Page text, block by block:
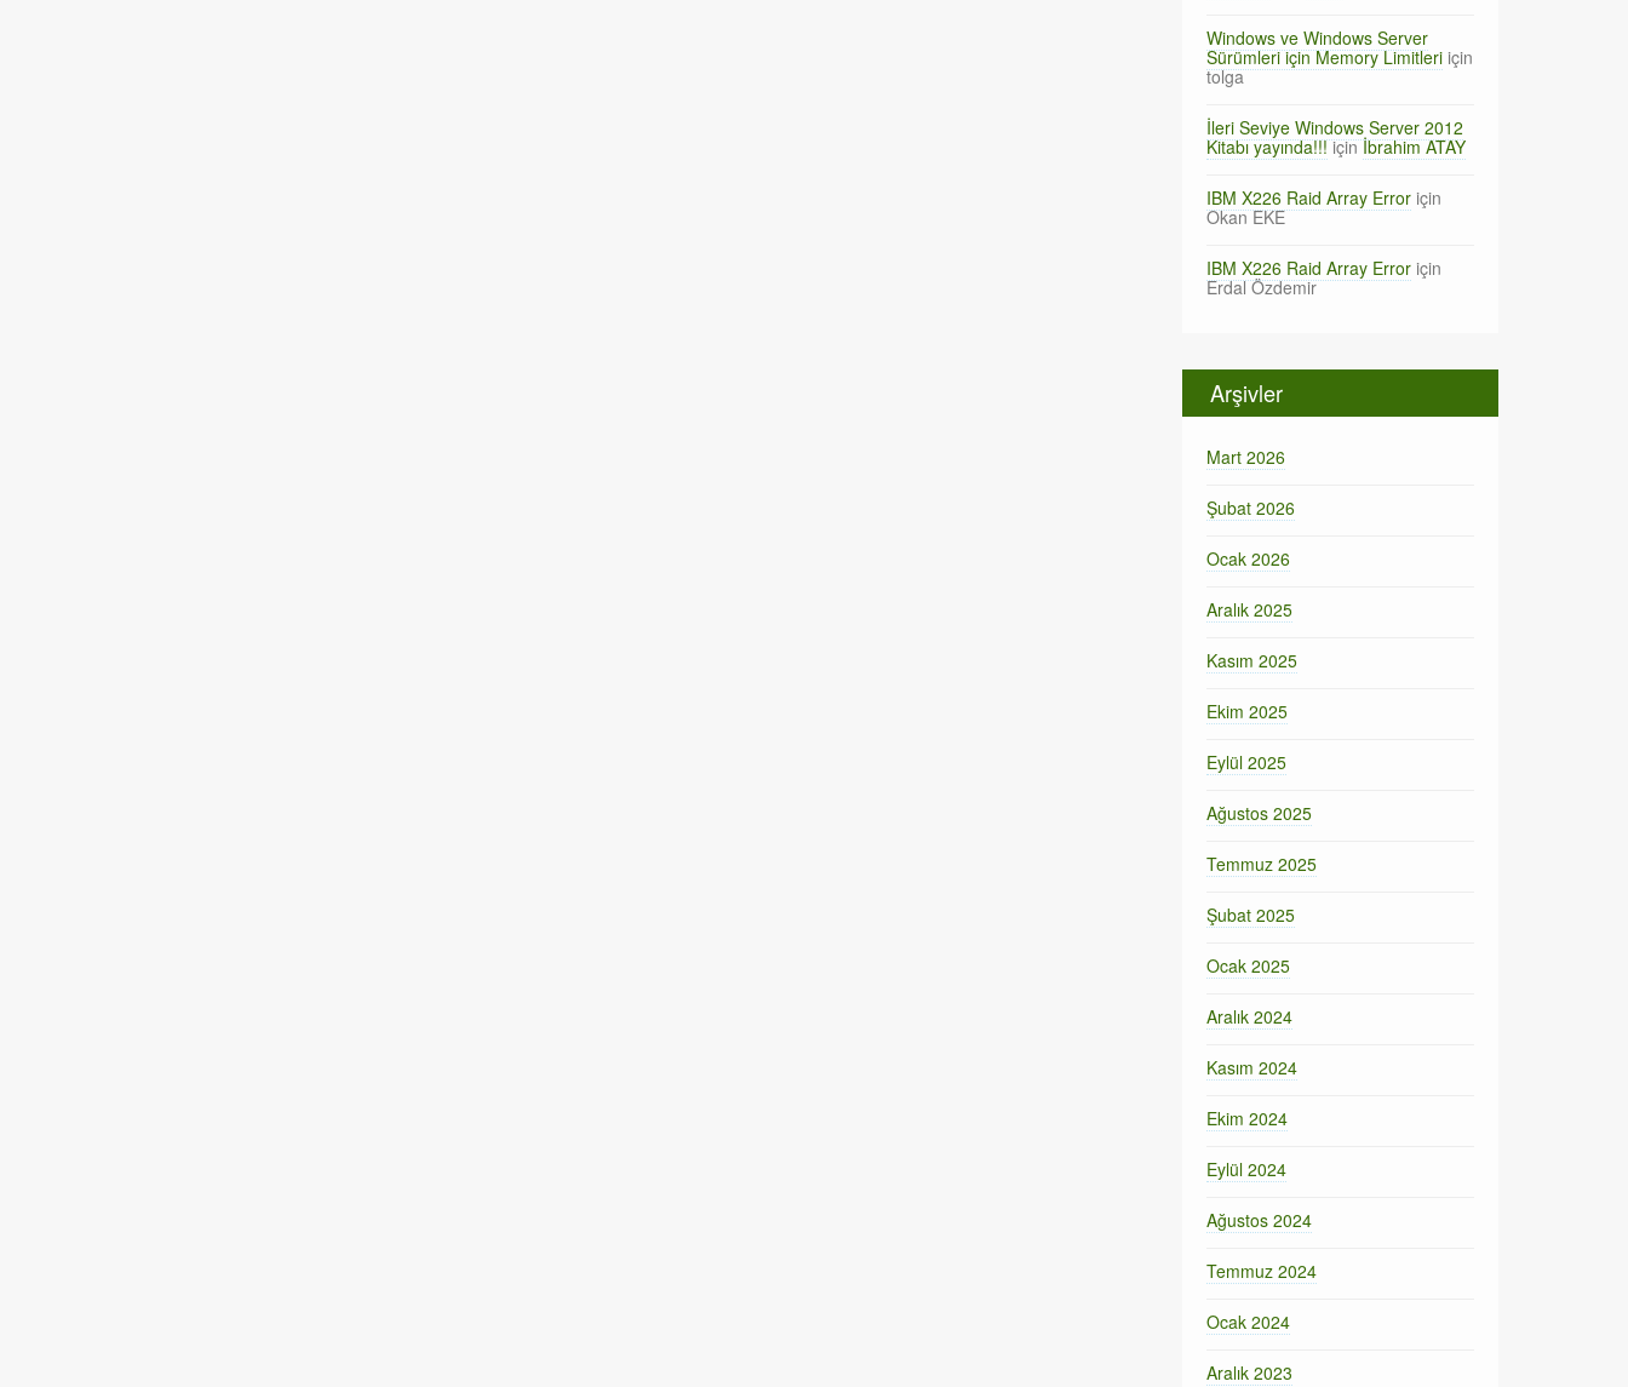
Windows ve Windows Server
Sürümleri için Memory Limitleri için
tolga
İleri Seviye Windows Server 2012
Kitabı yayında!!!içinİbrahim ATAY
IBM X226 Raid Array Error için
Okan EKE
IBM X226 Raid Array Error için
Erdal Özdemir
Arşivler
Mart 2026
Şubat 2026
Ocak 2026
Aralık 2025
Kasım 2025
Ekim 2025
Eylül 2025
Ağustos 2025
Temmuz 2025
Şubat 2025
Ocak 2025
Aralık 2024
Kasım 2024
Ekim 2024
Eylül 2024
Ağustos 2024
Temmuz 2024
Ocak 2024
Aralık 2023